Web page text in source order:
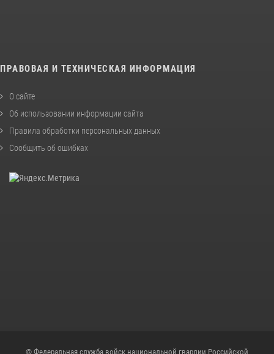
ПРАВОВАЯ И ТЕХНИЧЕСКАЯ ИНФОРМАЦИЯ
О сайте
Об использовании информации сайта
Правила обработки персональных данных
Сообщить об ошибках
© Федеральная служба войск национальной гвардии Российской